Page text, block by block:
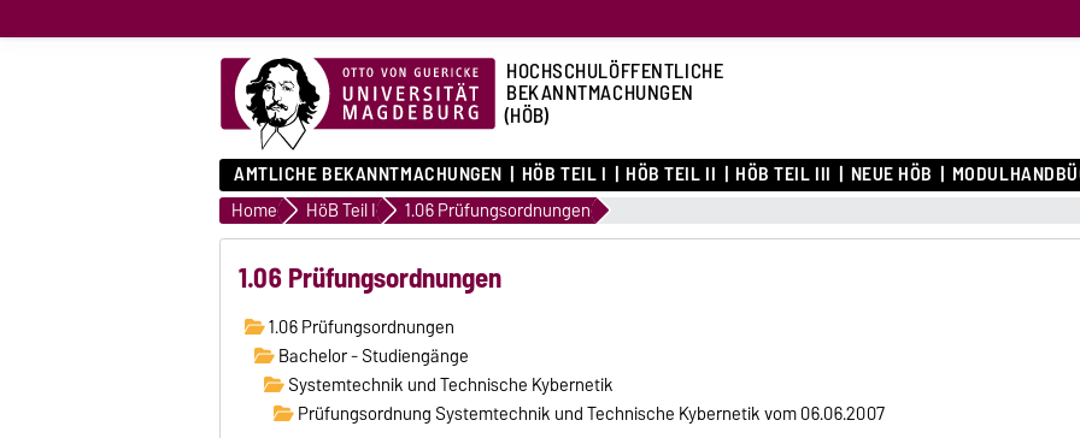
HOCHSCHULÖFFENTLICHE
BEKANNTMACHUNGEN
(HÖB)
AMTLICHE BEKANNTMACHUNGEN HÖB TEIL I HÖB TEIL II HÖB TEIL III NEUE HÖB
Home HöB Teil I 1.06 Prüfungsordnungen
1.06 Prüfungsordnungen
1.06 Prüfungsordnungen
Bachelor - Studiengänge
Systemtechnik und Technische Kybernetik
Prüfungsordnung Systemtechnik und Technische Kybernetik vom 06.06.2007